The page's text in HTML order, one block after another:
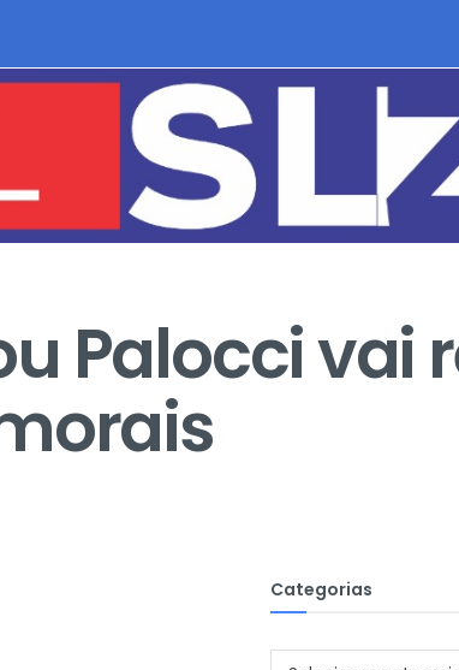
Palocci vai
Categorias
Categorias